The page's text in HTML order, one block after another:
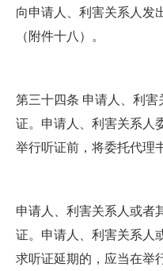
向申请人、利害关系人发
（附件十八）。
第三十四条 申请人、利
证。申请人、利害关系人
举行听证前，将委托代理
申请人、利害关系人或者
证。申请人、利害关系人
求听证延期的，应当在举